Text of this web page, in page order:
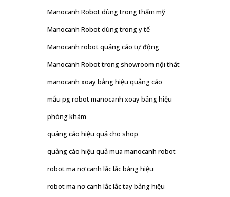
Manocanh Robot dùng trong thẩm mỹ
Manocanh Robot dùng trong y tế
Manocanh robot quảng cáo tự động
Manocanh Robot trong showroom nội thất
manocanh xoay bảng hiệu quảng cáo
mẫu pg robot manocanh xoay bảng hiệu
phòng khám
quảng cáo hiệu quả cho shop
quảng cáo hiệu quả mua manocanh robot
robot ma nơ canh lắc lắc bảng hiệu
robot ma nơ canh lắc lắc tay bảng hiệu